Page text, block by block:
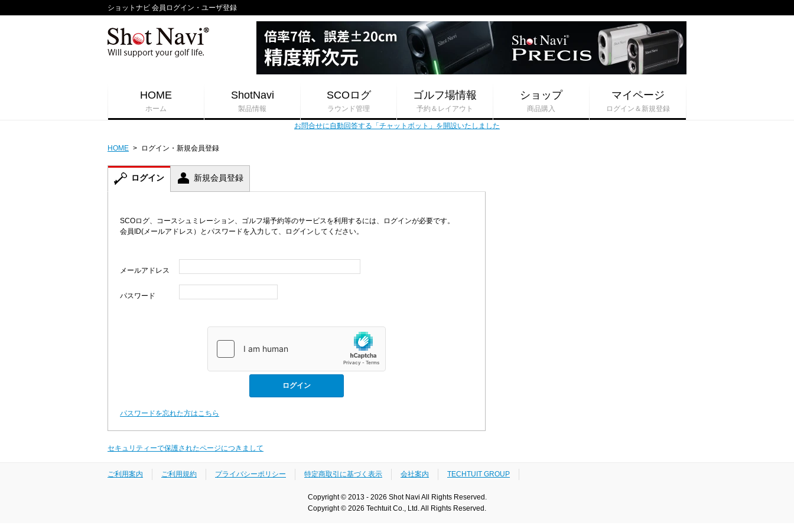
ショットナビ 会員ログイン・ユーザ登録
HOME
ホーム
ShotNavi
製品情報
SCOログ
ラウンド管理
ゴルフ場情報
予約＆レイアウト
ショップ
商品購入
マイページ
ログイン＆新規登録
お問合せに自動回答する「チャットボット」を開設いたしました
HOME > ログイン・新規会員登録
ログイン 新規会員登録
SCOログ、コースシュミレーション、ゴルフ場予約等のサービスを利用するには、ログインが必要です。
会員ID(メールアドレス）とパスワードを入力して、ログインしてください。
メールアドレス
パスワード
パスワードを忘れた方はこちら
セキュリティーで保護されたページにつきまして
ご利用案内 ご利用規約 プライバシーポリシー 特定商取引に基づく表示 会社案内 TECHTUIT GROUP
Copyright © 2013 - 2026 Shot Navi All Rights Reserved.
Copyright © 2026 Techtuit Co., Ltd. All Rights Reserved.